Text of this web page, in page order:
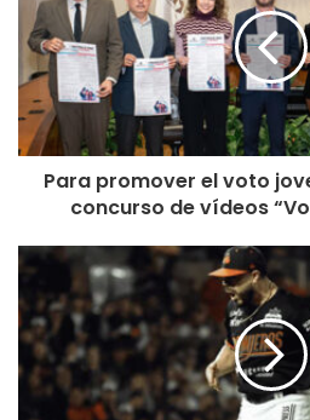
Para promover el voto
concurso de vídeos